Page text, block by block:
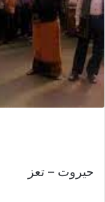
حيروت – تعز